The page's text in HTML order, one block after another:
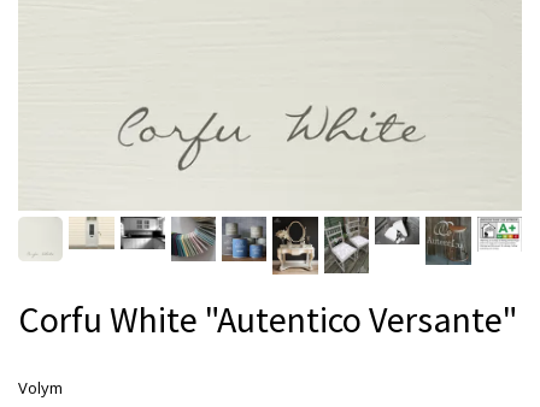
Corfu White "Autentico Versante"
Volym